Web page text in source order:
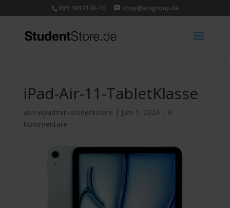
089 1893130-10 shop@acsgroup.de
iPad-Air-11-TabletKlasse
von wpadmin-studentstore | Juni 1, 2024| 0
Kommentare